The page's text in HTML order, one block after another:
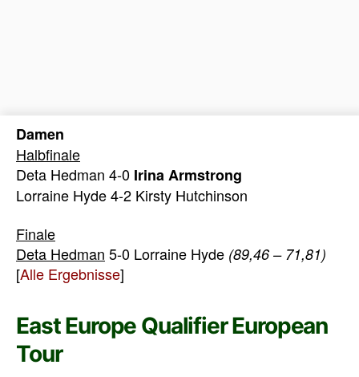
Damen
Halbfinale
Deta Hedman 4-0 Irina Armstrong
Lorraine Hyde 4-2 Kirsty Hutchinson
Finale
Deta Hedman 5-0 Lorraine Hyde (89,46 – 71,81)
[Alle Ergebnisse]
East Europe Qualifier European
Tour